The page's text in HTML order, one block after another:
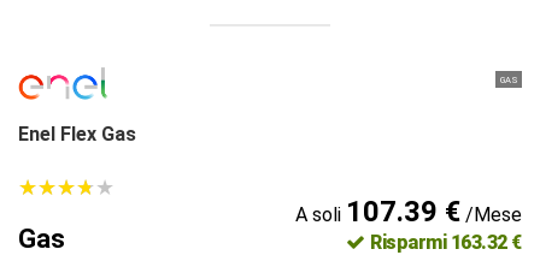
GAS
Enel Flex Gas
★★★★★
★★★★★
Gas
A soli 107.39 €/Mese
Risparmi 163.32 €